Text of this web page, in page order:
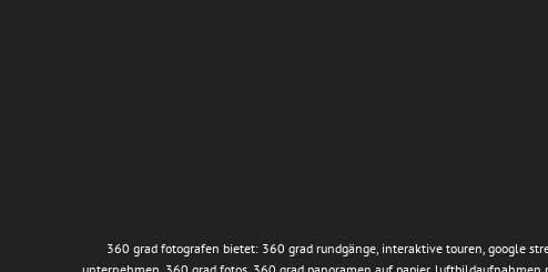
360 grad fotografen bietet: 360 grad rundgänge, interaktive touren, google